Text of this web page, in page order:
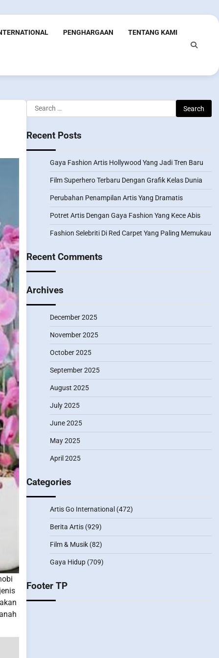
PENGHARGAAN TENTANG KAMI
Search
for:
Recent Posts
Gaya Fashion Artis Hollywood Yang Jadi Tren Baru
Film Superhero Terbaru Dengan Grafik Kelas Dunia
Perubahan Penampilan Artis Yang Dramatis
Potret Artis Dengan Gaya Fashion Yang Kece Abis
Fashion Selebriti Di Red Carpet Yang Paling Memukau
Recent Comments
Archives
December 2025
November 2025
October 2025
September 2025
August 2025
July 2025
June 2025
May 2025
April 2025
Categories
Artis Go International (472)
Berita Artis(929)
Film & Musik(82)
Gaya Hidup(709)
Footer TP